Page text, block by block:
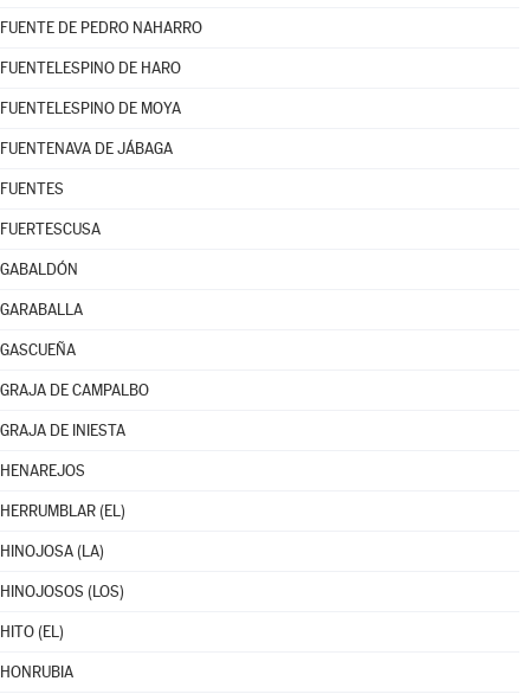
FUENTE DE PEDRO NAHARRO
FUENTELESPINO DE HARO
FUENTELESPINO DE MOYA
FUENTENAVA DE JÁBAGA
FUENTES
FUERTESCUSA
GABALDÓN
GARABALLA
GASCUEÑA
GRAJA DE CAMPALBO
GRAJA DE INIESTA
HENAREJOS
HERRUMBLAR (EL)
HINOJOSA (LA)
HINOJOSOS (LOS)
HITO (EL)
HONRUBIA